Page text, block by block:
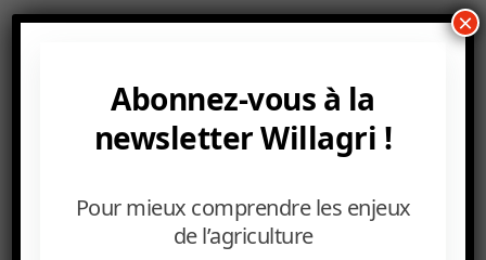
Abonnez-vous à la
newsletter Willagri !
Pour mieux comprendre les enjeux
de l’agriculture
×